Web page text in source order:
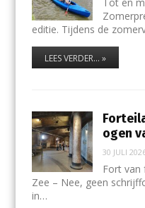
editie. Tijdens de
LEES VERDER... »
ogen
30 JULI
Fort van
Zee – Nee, geen
in…